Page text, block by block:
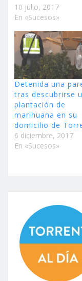
10 julio, 2017
En «Sucesos»
Detenida una
tras descubrirse
plantación de
marihuana en su
domicilio de
6 diciembre, 2017
En «Sucesos»